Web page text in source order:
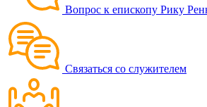
Вопрос к епископу Рику
Связаться со служителем